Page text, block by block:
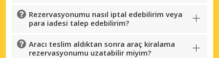
Rezervasyonumu nasıl iptal edebilirim veya
para iadesi talep edebilirim?
Aracı teslim aldıktan sonra araç kiralama
rezervasyonumu uzatabilir miyim?